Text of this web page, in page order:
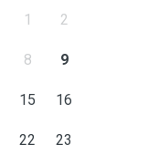
1 2
8 9
15 16
22 23